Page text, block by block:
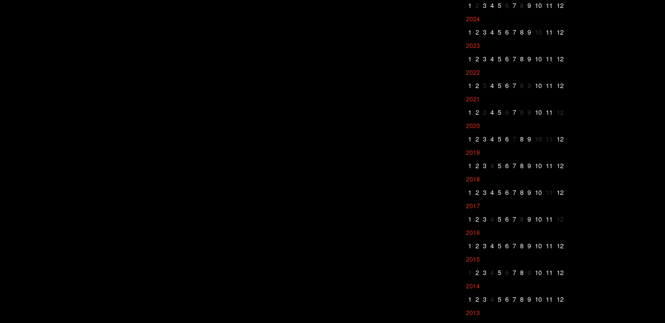
1 2 3 4 5 6 7 8 9 10 11 12
2024
1 2 3 4 5 6 7 8 9 10 11 12
2023
1 2 3 4 5 6 7 8 9 10 11 12
2022
1 2 3 4 5 6 7 8 9 10 11 12
2021
1 2 3 4 5 6 7 8 9 10 11 12
2020
1 2 3 4 5 6 7 8 9 10 11 12
2019
1 2 3 4 5 6 7 8 9 10 11 12
2018
1 2 3 4 5 6 7 8 9 10 11 12
2017
1 2 3 4 5 6 7 8 9 10 11 12
2016
1 2 3 4 5 6 7 8 9 10 11 12
2015
1 2 3 4 5 6 7 8 9 10 11 12
2014
1 2 3 4 5 6 7 8 9 10 11 12
2013